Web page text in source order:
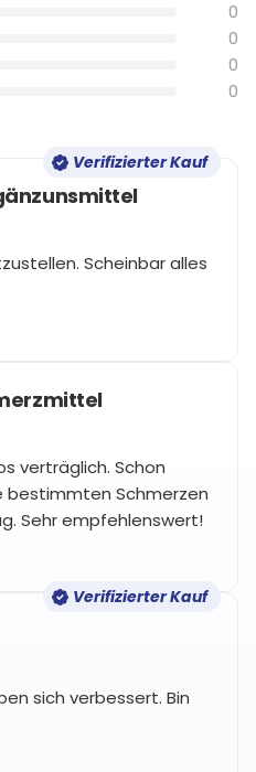
0
0
0
0
Verifizierter Kauf
Scheinbar alles
verträglich. Schon
bestimmten Schmerzen
Sehr empfehlenswert!
Verifizierter Kauf
sich verbessert. Bin